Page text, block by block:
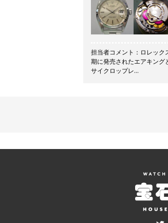
担当者コメント：ロレッ
期に発売されたエアキン
サイクロップレ…